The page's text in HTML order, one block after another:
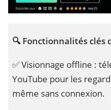
🔍 Fonctionnalités clés
✅ Visionnage offline :
YouTube pour les
même sans connexion.